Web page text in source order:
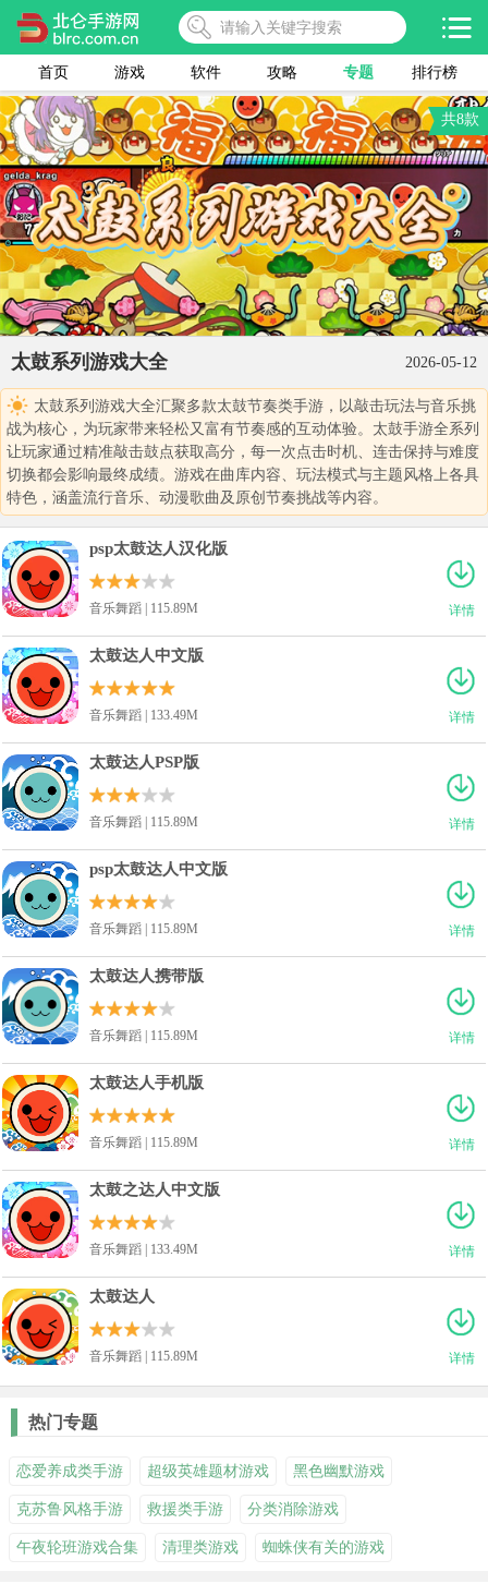
首页 游戏 软件 攻略 专题 排行榜
共8款
太鼓系列游戏大全 2026-05-12
太鼓系列游戏大全汇聚多款太鼓节奏类手游，以敲击玩法与音乐挑
战为核心，为玩家带来轻松又富有节奏感的互动体验。太鼓手游全系列
让玩家通过精准敲击鼓点获取高分，每一次点击时机、连击保持与难度
切换都会影响最终成绩。游戏在曲库内容、玩法模式与主题风格上各具
特色，涵盖流行音乐、动漫歌曲及原创节奏挑战等内容。
详情
psp太鼓达人汉化版
音乐舞蹈 | 115.89M
详情
太鼓达人中文版
音乐舞蹈 | 133.49M
详情
太鼓达人PSP版
音乐舞蹈 | 115.89M
详情
psp太鼓达人中文版
音乐舞蹈 | 115.89M
详情
太鼓达人携带版
音乐舞蹈 | 115.89M
详情
太鼓达人手机版
音乐舞蹈 | 115.89M
详情
太鼓之达人中文版
音乐舞蹈 | 133.49M
详情
太鼓达人
音乐舞蹈 | 115.89M
热门专题
恋爱养成类手游 超级英雄题材游戏 黑色幽默游戏
克苏鲁风格手游 救援类手游 分类消除游戏
午夜轮班游戏合集 清理类游戏 蜘蛛侠有关的游戏